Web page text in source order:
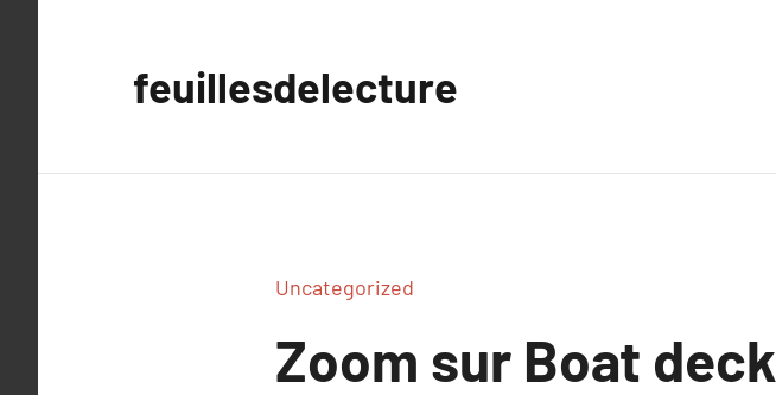
feuillesdelecture
Uncategorized
Zoom sur Boat deck